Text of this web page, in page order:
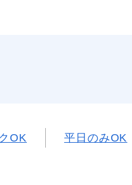
OK 平日のみOK